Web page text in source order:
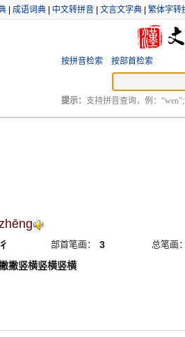
成语词典 中文转拼音 文言文字典 繁体字转
按拼音检索 按部首检索
提示： 支持拼音查询，例：
彳 部首笔画： 3
总笔画
撇竖横竖横竖横